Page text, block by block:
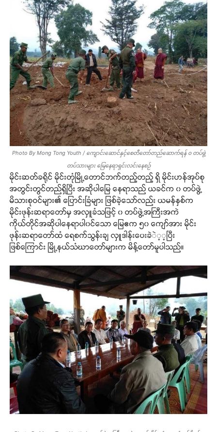
Photo By Mong Tong Youth / ကျောင်းဆောင်နှင့်စေတီတော်တည်ဆောက်ရန် ၀ တပ်ဖွဲ့
တပ်သားများ မြေနေရာရှင်းလင်းနေစဉ်
မိုင်းဆတ်ခရိုင် မိုင်းတုံမြို့တောင်ဘက်တည့်တည့် ရှိ မိုင်းဟန်အုပ်စု
အတွင်းတွင်တည်ရှိပြီး အဆိုပါမြေ နေရာသည် ယခင်က ၀ တပ်ဖွဲ့
မိသားစုဝင်များ၏ ပြောင်းခြံများ ဖြစ်ခဲ့သော်လည်း ယမန်နှစ်က
မိုင်းဖုန်းဆရာတော်မှ အလှူခံသဖြင့် ၀ တပ်ဖွဲ့အကြီးအကဲ
ကိုယ်တိုင်အဆိုပါနေရာပါ၀င်သော မြေဧက ၅၀ ကျော်အား မိုင်း
ဖုန်းဆရာတော်ထံ ရေစက်သွန်းချ လှူဒါန်းပေးခဲဲ့့ပြီး
ဖြစ်ကြောင်း မြို့နယ်သံဃာတော်များက မိန့်တော်မူပါသည်။